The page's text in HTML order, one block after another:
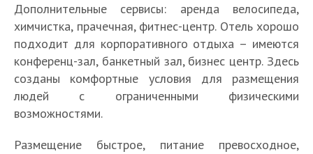
Дополнительные сервисы: аренда велосипеда,
химчистка, прачечная, фитнес-центр. Отель хорошо
подходит для корпоративного отдыха – имеются
конференц-зал, банкетный зал, бизнес центр. Здесь
созданы комфортные условия для размещения
людей с ограниченными физическими
возможностями.
Размещение быстрое, питание превосходное,